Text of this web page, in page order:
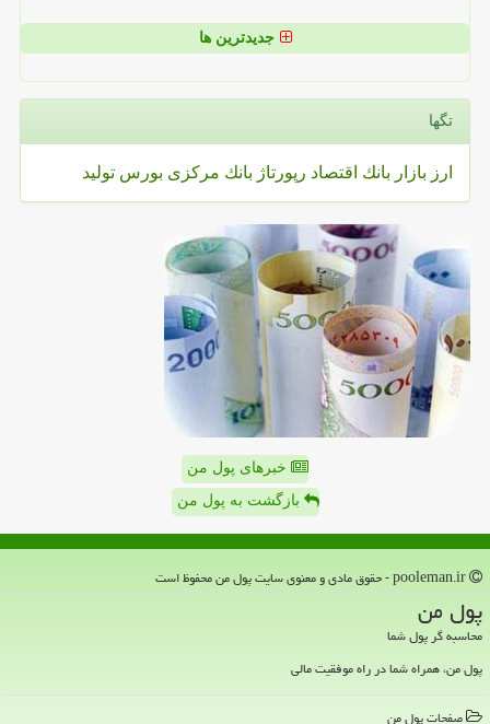
جدیدترین ها
تگها
ارز بازار بانك اقتصاد رپورتاژ بانك مركزی بورس تولید
خبرهای پول من
بازگشت به پول من
پول من
محاسبه گر پول شما
پول من، همراه شما در راه موفقیت مالی
صفحات پول من